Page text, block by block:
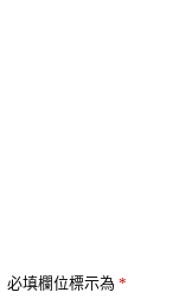
必填欄位標示為 *